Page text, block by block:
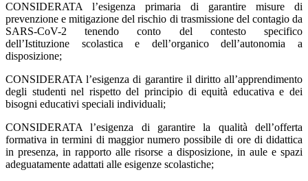
CONSIDERATA l’esigenza primaria di garantire misure di
prevenzione e mitigazione del rischio di trasmissione del contagio da
SARS-CoV-2 tenendo conto del contesto specifico
dell’Istituzione scolastica e dell’organico dell’autonomia a
disposizione;
CONSIDERATA l’esigenza di garantire il diritto all’apprendimento
degli studenti nel rispetto del principio di equità educativa e dei
bisogni educativi speciali individuali;
CONSIDERATA l’esigenza di garantire la qualità dell’offerta
formativa in termini di maggior numero possibile di ore di didattica
in presenza, in rapporto alle risorse a disposizione, in aule e spazi
adeguatamente adattati alle esigenze scolastiche;